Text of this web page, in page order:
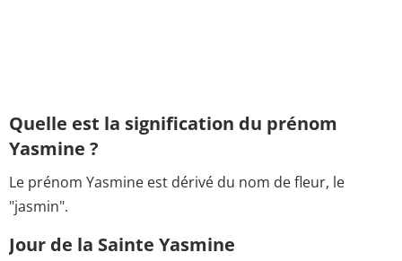
Quelle est la signification du prénom
Yasmine ?
Le prénom Yasmine est dérivé du nom de fleur, le
"jasmin".
Jour de la Sainte Yasmine